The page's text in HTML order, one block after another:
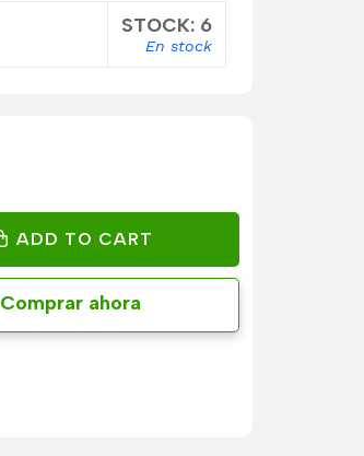
STOCK: 6
En stock
ADD TO CART
Comprar ahora